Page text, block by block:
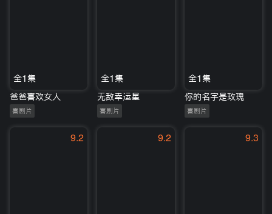
全1集
爸爸喜欢女人
喜剧片
全1集
无敌幸运星
喜剧片
全1集
你的名字是玫瑰
喜剧片
9.2 9.2 9.3